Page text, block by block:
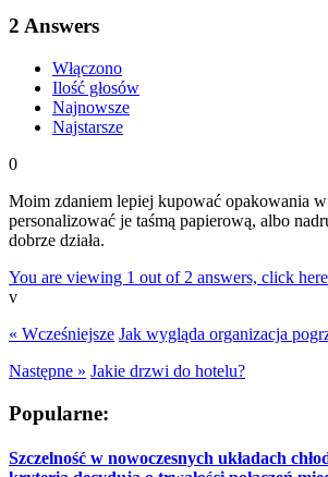
2 Answers
Włączono
Ilość głosów
Najnowsze
Najstarsze
0
Moim zdaniem lepiej kupować opakowania
personalizować je taśmą papierową, albo
dobrze działa.
You are viewing 1 out of 2 answers, click
v
« Wcześniejsze Jak wygląda organizacja
Następne » Jakie drzwi do hotelu?
Popularne:
Szczelność w nowoczesnych układach